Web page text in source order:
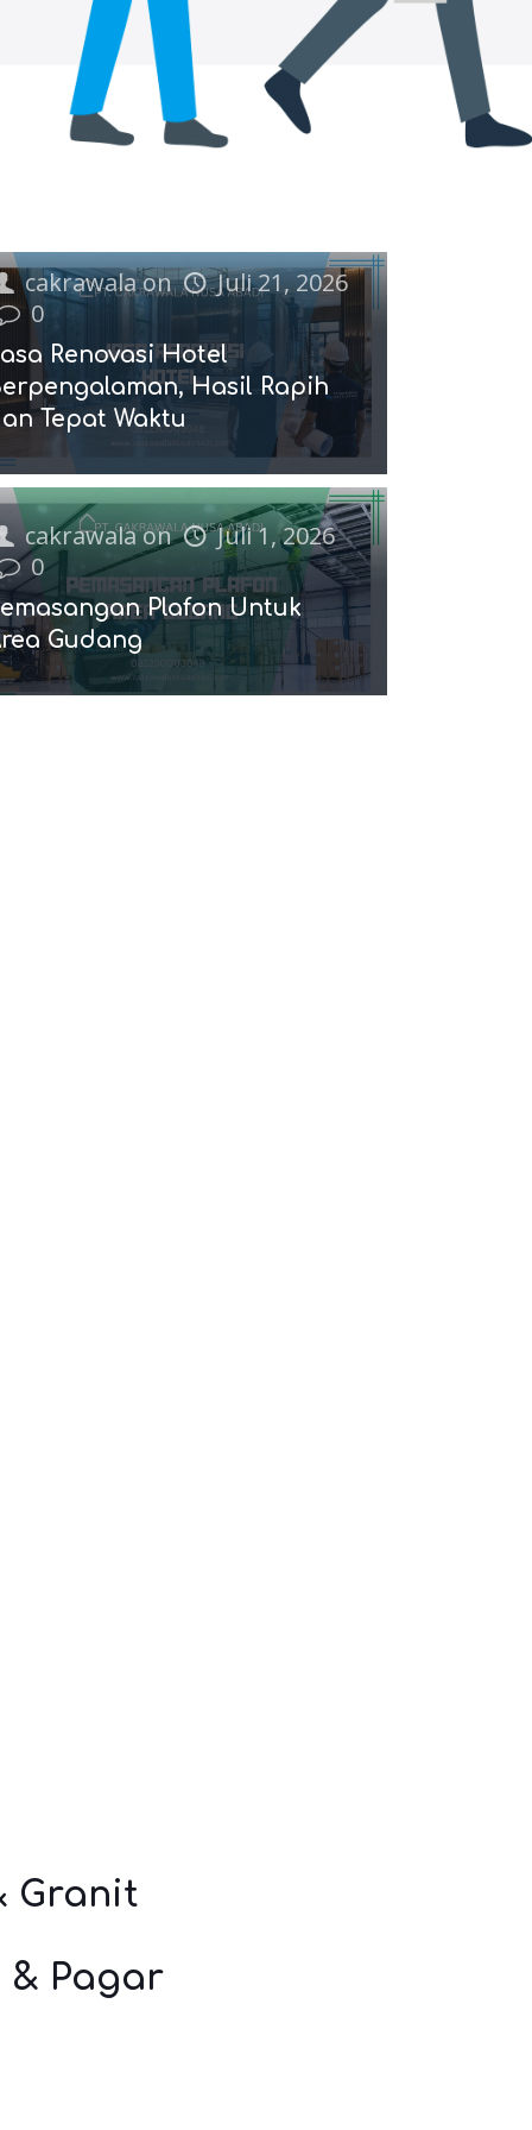
cakrawalaon
Juli 21, 2026
0
Renovasi Hotel
Hasil Rapih
Tepat Waktu
cakrawalaon
Juli 1, 2026
0
Plafon Untuk
Gudang
Granit
& Pagar